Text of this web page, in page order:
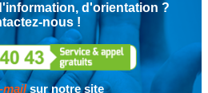
d'orientation ?
nous !
mailsur notre site